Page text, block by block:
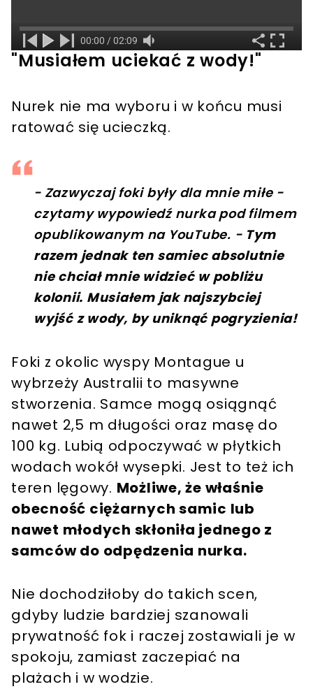
"Musiałem uciekać z wody!"
Nurek nie ma wyboru i w końcu musi
ratować się ucieczką.
- Zazwyczaj foki były dla mnie miłe -
czytamy wypowiedź nurka pod filmem
opublikowanym na YouTube. - Tym
razem jednak ten samiec absolutnie
nie chciał mnie widzieć w pobliżu
kolonii. Musiałem jak najszybciej
wyjść z wody, by uniknąć pogryzienia!
Foki z okolic wyspy Montague u
wybrzeży Australii to masywne
stworzenia. Samce mogą osiągnąć
nawet 2,5 m długości oraz masę do
100 kg. Lubią odpoczywać w płytkich
wodach wokół wysepki. Jest to też ich
teren lęgowy. Możliwe, że właśnie
obecność ciężarnych samic lub
nawet młodych skłoniła jednego z
samców do odpędzenia nurka.
Nie dochodziłoby do takich scen,
gdyby ludzie bardziej szanowali
prywatność fok i raczej zostawiali je w
spokoju, zamiast zaczepiać na
plażach i w wodzie.